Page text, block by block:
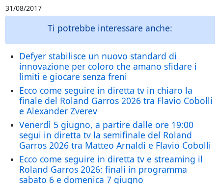
31/08/2017
Ti potrebbe interessare anche:
Defyer stabilisce un nuovo standard di
innovazione per coloro che amano sfidare i
limiti e giocare senza freni
Ecco come seguire in diretta tv in chiaro la
finale del Roland Garros 2026 tra Flavio Cobolli
e Alexander Zverev
Venerdì 5 giugno, a partire dalle ore 19:00
segui in diretta tv la semifinale del Roland
Garros 2026 tra Matteo Arnaldi e Flavio Cobolli
Ecco come seguire in diretta tv e streaming il
Roland Garros 2026: finali in programma
sabato 6 e domenica 7 giugno